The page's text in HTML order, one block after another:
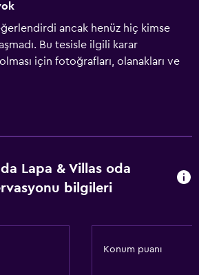
ancak henüz hiç kimse
Bu tesisle ilgili karar
için fotoğrafları, olanakları ve
Lapa & Villas oda
bilgileri
Konum puanı